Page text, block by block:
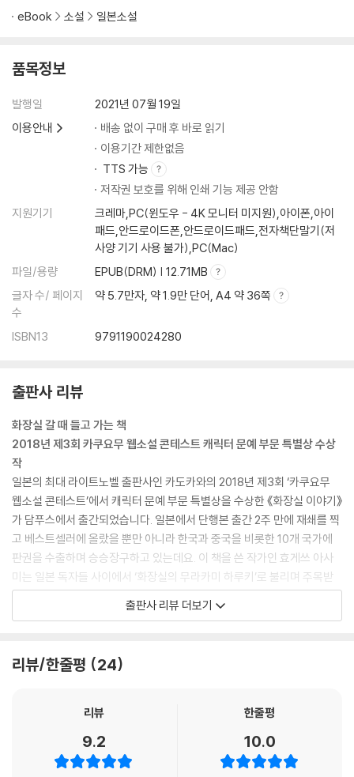
eBook 소설 일본소설
품목정보
발행일
2021년 07월 19일
이용안내
배송 없이 구매 후 바로 읽기
이용기간 제한없음
TTS 가능
저작권 보호를 위해 인쇄 기능 제공 안함
지원기기
크레마,PC(윈도우 - 4K 모니터 미지원),아이폰,아이
패드,안드로이드폰,안드로이드패드,전자책단말기(저
사양 기기 사용 불가),PC(Mac)
파일/용량
EPUB(DRM) | 12.71MB
글자 수/ 페이지
수
약 5.7만자, 약 1.9만 단어, A4 약 36쪽
ISBN13 9791190024280
출판사 리뷰
화장실 갈 때 들고 가는 책
2018년 제3회 카쿠요무 웹소설 콘테스트 캐릭터 문예 부문 특별상 수상
작
일본의 최대 라이트노벨 출판사인 카도카와의 2018년 제3회 ‘카쿠요무
웹소설 콘테스트’에서 캐릭터 문예 부문 특별상을 수상한 《화장실 이야기》
가 담푸스에서 출간되었습니다. 일본에서 단행본 출간 2주 만에 재쇄를 찍
고 베스트셀러에 올랐을 뿐만 아니라 한국과 중국을 비롯한 10개 국가에
판권을 수출하며 승승장구하고 있는데요. 이 책을 쓴 작가인 효게쓰 아사
미는 일본 독자들 사이에서 ‘화장실의 무라카미 하루키’로 불리며 주목받
는 작가로 떠올랐습니다. 무라카미 하루키가 특유의 미스터리한 세계관과
날카로운 관찰력으로 유일무이한 하루키 월드를 구성했다면, 효게쓰 아사
효게쓰 아사미는 날마다 사용하는 화장실이 꼭 볼일만 보는 장소는 아니라
확인하는 공간이 되기도 하니까 말이지요. 또는 책을 읽는 공간이 되어주
기도 합니다. 《화장실 이야기》에는 하루도 빠짐없이 누구나 가는 곳이자
출판사 리뷰 더보기
리뷰/한줄평 24
리뷰
9.2
한줄평
10.0